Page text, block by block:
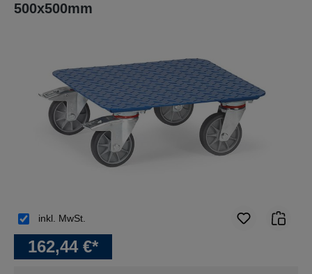
500x500mm
162,44 €*
inkl. MwSt.